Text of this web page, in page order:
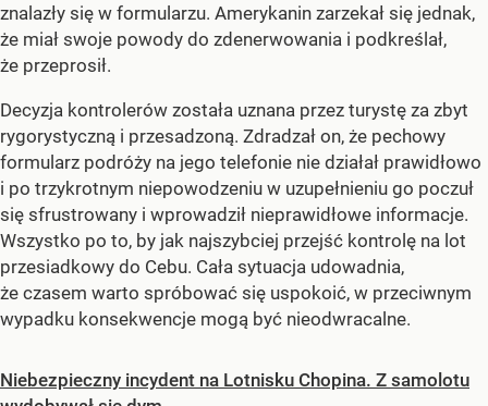
znalazły się w formularzu. Amerykanin zarzekał się jednak,
że miał swoje powody do zdenerwowania i podkreślał,
że przeprosił.
Decyzja kontrolerów została uznana przez turystę za zbyt
rygorystyczną i przesadzoną. Zdradzał on, że pechowy
formularz podróży na jego telefonie nie działał prawidłowo
i po trzykrotnym niepowodzeniu w uzupełnieniu go poczuł
się sfrustrowany i wprowadził nieprawidłowe informacje.
Wszystko po to, by jak najszybciej przejść kontrolę na lot
przesiadkowy do Cebu. Cała sytuacja udowadnia,
że czasem warto spróbować się uspokoić, w przeciwnym
wypadku konsekwencje mogą być nieodwracalne.
Niebezpieczny incydent na Lotnisku Chopina. Z samolotu